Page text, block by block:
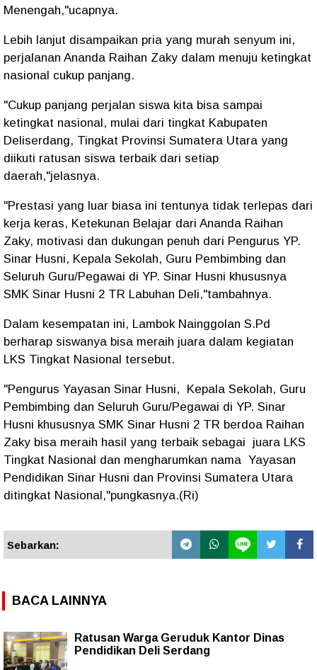
Menengah,"ucapnya.
Lebih lanjut disampaikan pria yang murah senyum ini,
perjalanan Ananda Raihan Zaky dalam menuju ketingkat
nasional cukup panjang.
"Cukup panjang perjalan siswa kita bisa sampai
ketingkat nasional, mulai dari tingkat Kabupaten
Deliserdang, Tingkat Provinsi Sumatera Utara yang
diikuti ratusan siswa terbaik dari setiap
daerah,"jelasnya.
"Prestasi yang luar biasa ini tentunya tidak terlepas dari
kerja keras, Ketekunan Belajar dari Ananda Raihan
Zaky, motivasi dan dukungan penuh dari Pengurus YP.
Sinar Husni, Kepala Sekolah, Guru Pembimbing dan
Seluruh Guru/Pegawai di YP. Sinar Husni khususnya
SMK Sinar Husni 2 TR Labuhan Deli,"tambahnya.
Dalam kesempatan ini, Lambok Nainggolan S.Pd
berharap siswanya bisa meraih juara dalam kegiatan
LKS Tingkat Nasional tersebut.
"Pengurus Yayasan Sinar Husni, Kepala Sekolah, Guru
Pembimbing dan Seluruh Guru/Pegawai di YP. Sinar
Husni khususnya SMK Sinar Husni 2 TR berdoa Raihan
Zaky bisa meraih hasil yang terbaik sebagai juara LKS
Tingkat Nasional dan mengharumkan nama Yayasan
Pendidikan Sinar Husni dan Provinsi Sumatera Utara
ditingkat Nasional,"pungkasnya.(Ri)
Sebarkan:
BACA LAINNYA
Ratusan Warga Geruduk Kantor Dinas
Pendidikan Deli Serdang